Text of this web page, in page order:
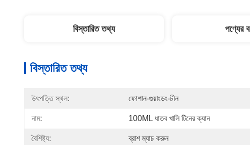
বিস্তারিত তথ্য পণ্যের
বিস্তারিত তথ্য
উৎপত্তি স্থল: ফোশান-গুয়াংডং-চীন
নাম: 100ML ধাতব খালি টিনের ক্যান
বৈশিষ্ট্য: ব্রাশ ম্যাচ করুন